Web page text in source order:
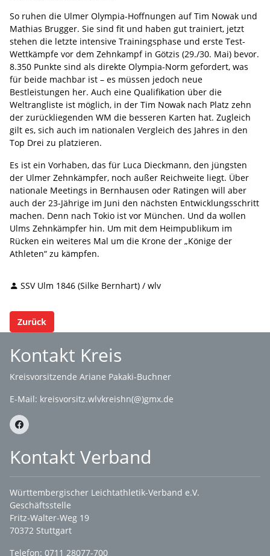
So ruhen die Ulmer Olympia-Hoffnungen auf Tim Nowak und
Mathias Brugger. Sie sind fit und haben gut trainiert, jetzt
stehen die letzte intensive Trainingsphase und erste Test-
Wettkämpfe vor dem Zehnkampf in Götzis (29./30. Mai) bevor.
8.350 Punkte sind als direkte Olympia-Norm gefordert, was
für beide machbar ist – es müssen jedoch neue
Bestleistungen her. Auch eine Qualifikation über die
Weltrangliste ist möglich, in der Tim Nowak nach Platz zehn
der zurückliegenden WM die besseren Karten hat. Zugleich
gilt es, sich auch im nationalen Vergleich des Jahres in den
Top Drei zu platzieren.
Es ist ein Vorhaben, das für Luca Dieckmann, den jüngsten
der Ulmer Zehnkämpfer, noch außer Reichweite liegt. Über
nationale Meetings in Bernhausen oder Ratingen will aber
auch der 23-Jährige im Juni den nächsten Entwicklungsschritt
machen. Denn nach Tokio ist vor München. Und da wollen
Ulms Zehnkämpfer hin. Um mit dem Heimpublikum im
Rücken ein weiteres Mal um die Krone der „Könige der
Athleten“ zu kämpfen.
SSV Ulm 1846 (Silke Bernhart) / wlv
Zurück
Kontakt Kreis
Kreisvorsitzende Ariane Pakaki-Buchner
E-Mail: kreisvorsitz.wlvkreishn(@)gmx.de
Kontakt Verband
Württembergischer Leichtathletik-Verband e.V.
Geschäftsstelle
Fritz-Walter-Weg 19
70372 Stuttgart
Telefon: 0711 28077-700